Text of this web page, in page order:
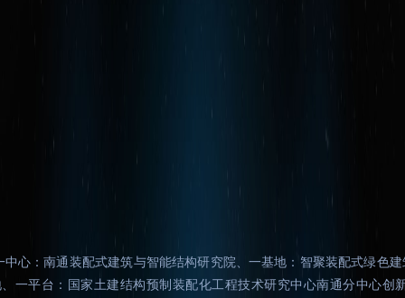
中心：南通装配式建筑与智能结构研究院、一基地：智聚装配式绿色
一平台：国家土建结构预制装配化工程技术研究中心南通分中心创